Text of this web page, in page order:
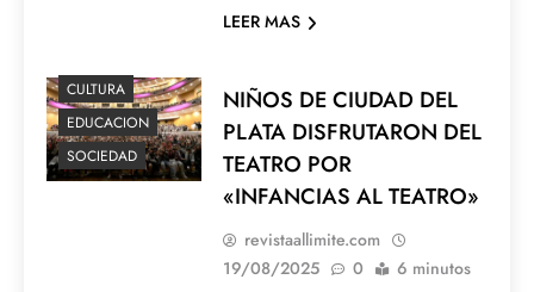
LEER MAS
CULTURA
EDUCACION
SOCIEDAD
NIÑOS DE CIUDAD DEL
PLATA DISFRUTARON DEL
TEATRO POR
«INFANCIAS AL TEATRO»
revistaallimite.com
19/08/2025
0 6 minutos